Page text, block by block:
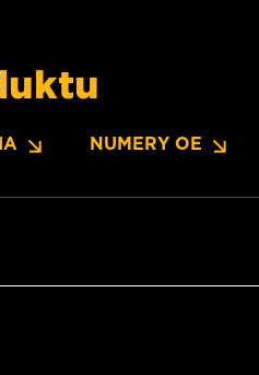
NUMERY OE